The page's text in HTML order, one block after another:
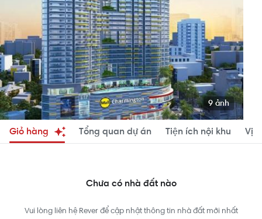
9 ảnh
Giỏ hàng Tổng quan dự án Tiện ích nội khu Vị
Chưa có nhà đất nào
Vui lòng liên hệ Rever để cập nhật thông tin nhà đất mới nhất